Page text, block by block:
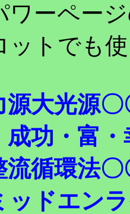
ワーペー
ットでも
源大光源〇
成功・富
流循環法〇
ッドエン